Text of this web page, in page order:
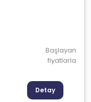
Başlayan
fiyatlarla
Detay